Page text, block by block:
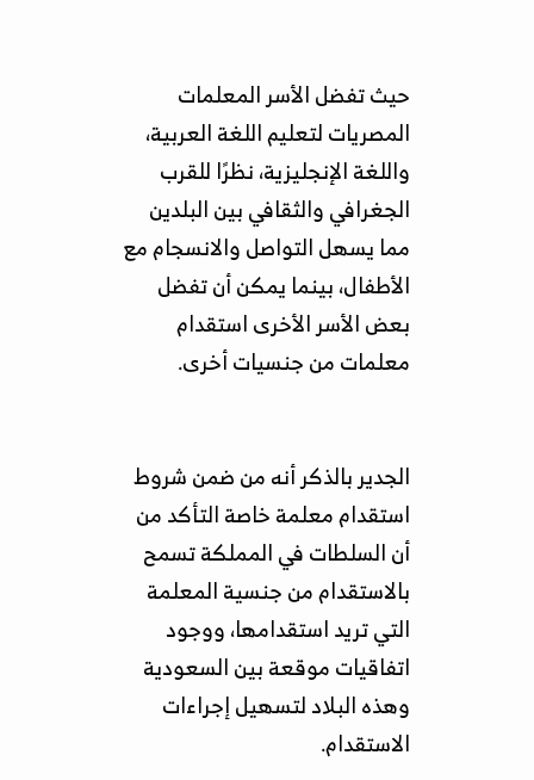
حيث تفضل الأسر المعلمات
المصريات لتعليم اللغة العربية،
واللغة الإنجليزية، نظرًا للقرب
الجغرافي والثقافي بين البلدين
مما يسهل التواصل والانسجام مع
الأطفال، بينما يمكن أن تفضل
بعض الأسر الأخرى استقدام
معلمات من جنسيات أخرى.
الجدير بالذكر أنه من ضمن شروط
استقدام معلمة خاصة التأكد من
أن السلطات في المملكة تسمح
بالاستقدام من جنسية المعلمة
التي تريد استقدامها، ووجود
اتفاقيات موقعة بين السعودية
وهذه البلاد لتسهيل إجراءات
الاستقدام.